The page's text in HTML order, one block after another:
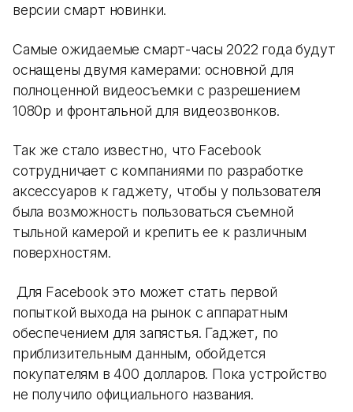
версии смарт новинки.
Самые ожидаемые смарт-часы 2022 года будут
оснащены двумя камерами: основной для
полноценной видеосъемки с разрешением
1080р и фронтальной для видеозвонков.
Так же стало известно, что Facebook
сотрудничает с компаниями по разработке
аксессуаров к гаджету, чтобы у пользователя
была возможность пользоваться съемной
тыльной камерой и крепить ее к различным
поверхностям.
Для Facebook это может стать первой
попыткой выхода на рынок с аппаратным
обеспечением для запястья. Гаджет, по
приблизительным данным, обойдется
покупателям в 400 долларов. Пока устройство
не получило официального названия.